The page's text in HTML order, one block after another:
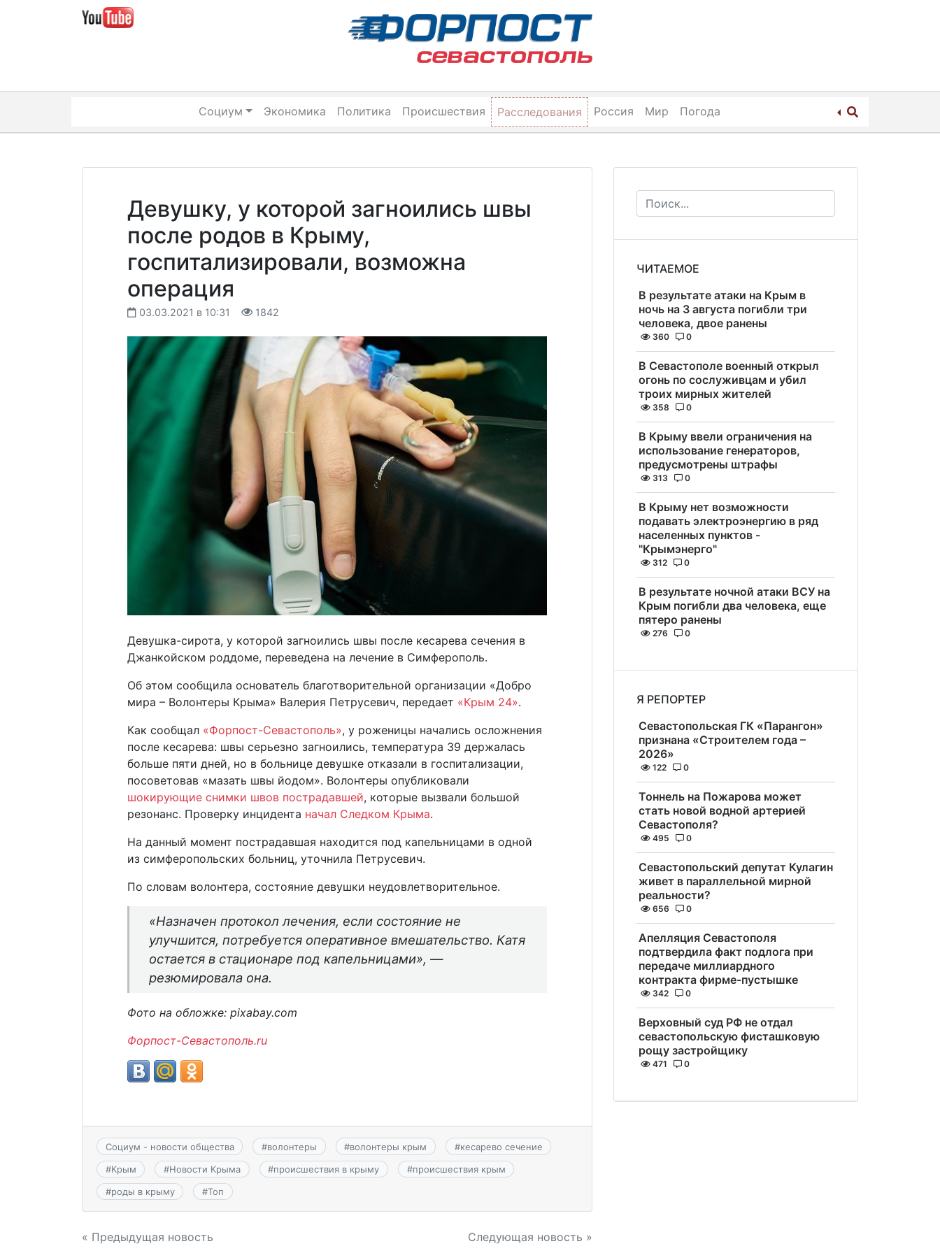
Социум Экономика Политика Происшествия Расследования Россия Мир Погода
Девушку, у которой загноились швы
после родов в Крыму,
госпитализировали, возможна
операция
03.03.2021 в 10:31 1842
Девушка-сирота, у которой загноились швы после кесарева сечения в
Джанкойском роддоме, переведена на лечение в Симферополь.
Об этом сообщила основатель благотворительной организации «Добро
мира – Волонтеры Крыма» Валерия Петрусевич, передает «Крым 24».
Как сообщал «Форпост-Севастополь», у роженицы начались осложнения
после кесарева: швы серьезно загноились, температура 39 держалась
больше пяти дней, но в больнице девушке отказали в госпитализации,
посоветовав «мазать швы йодом». Волонтеры опубликовали
шокирующие снимки швов пострадавшей, которые вызвали большой
резонанс. Проверку инцидента начал Следком Крыма.
На данный момент пострадавшая находится под капельницами в одной
из симферопольских больниц, уточнила Петрусевич.
По словам волонтера, состояние девушки неудовлетворительное.
«Назначен протокол лечения, если состояние не
улучшится, потребуется оперативное вмешательство. Катя
остается в стационаре под капельницами», —
резюмировала она.
Фото на обложке: pixabay.com
Форпост-Севастополь.ru
Социум - новости общества #волонтеры #волонтеры крым #кесарево сечение
#Крым #Новости Крыма #происшествия в крыму #происшествия крым
#роды в крыму #Топ
Навигация
« Предыдущая новость Следующая новость »
ЧИТАЕМОЕ
В результате атаки на Крым в
ночь на 3 августа погибли три
человека, двое ранены
360 0
В Севастополе военный открыл
огонь по сослуживцам и убил
троих мирных жителей
358 0
В Крыму ввели ограничения на
использование генераторов,
предусмотрены штрафы
313 0
В Крыму нет возможности
подавать электроэнергию в ряд
населенных пунктов -
"Крымэнерго"
312 0
В результате ночной атаки ВСУ на
Крым погибли два человека, еще
пятеро ранены
276 0
Я РЕПОРТЕР
Севастопольская ГК «Парангон»
признана «Строителем года –
2026»
122 0
Тоннель на Пожарова может
стать новой водной артерией
Севастополя?
495 0
Севастопольский депутат Кулагин
живет в параллельной мирной
реальности?
656 0
Апелляция Севастополя
подтвердила факт подлога при
передаче миллиардного
контракта фирме-пустышке
342 0
Верховный суд РФ не отдал
севастопольскую фисташковую
рощу застройщику
471 0